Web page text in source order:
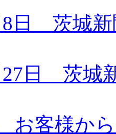
8日 茨城
27日 茨城
お客様か